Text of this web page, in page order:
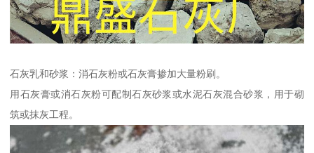
石灰乳和砂浆：消石灰粉或石灰膏掺加大量粉刷。
用石灰膏或消石灰粉可配制石灰砂浆或水泥石灰混合砂浆，用于砌
筑或抹灰工程。